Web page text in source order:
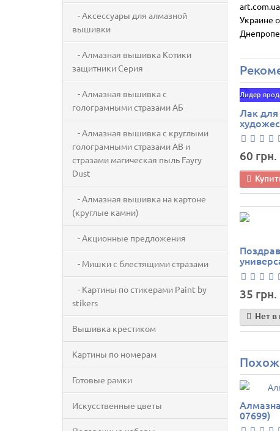
- Аксессуары для алмазной
вышивки
- Алмазная вышивка Котики
защитники Серия
- Алмазная вышивка с
голограмными стразами АБ
- Алмазная вышивка с круглыми
голограмными стразами AB и
стразами магическая пыль Fayry
Dust
- Алмазная вышивка на картоне
(круглые камни)
- Акционные предложения
- Мишки с блестящими стразами
- Картины по стикерами Paint by
stikers
Вышивка крестиком
Картины по номерам
Готовые рамки
Искусственные цветы
Украине
Лидер
Лак
60 грн.
35 грн.
Нет в
07699)